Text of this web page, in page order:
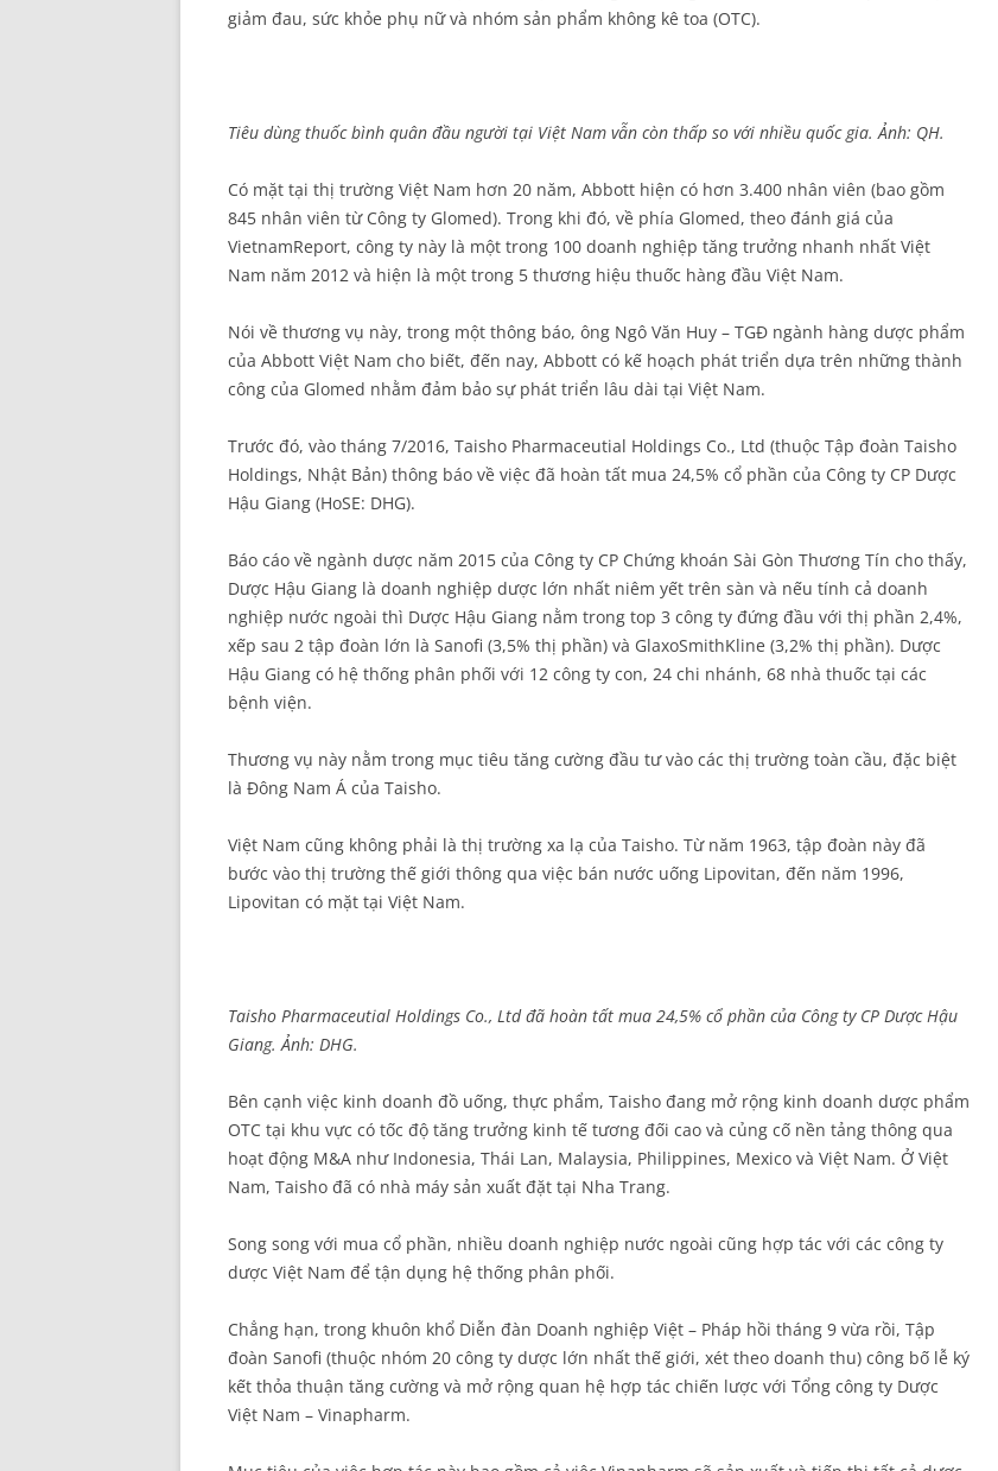
giảm đau, sức khỏe phụ nữ và nhóm sản phẩm không kê toa (OTC).
Tiêu dùng thuốc bình quân đầu người tại Việt Nam vẫn còn thấp so với nhiều quốc gia. Ảnh: QH.
Có mặt tại thị trường Việt Nam hơn 20 năm, Abbott hiện có hơn 3.400 nhân viên (bao gồm
845 nhân viên từ Công ty Glomed). Trong khi đó, về phía Glomed, theo đánh giá của
VietnamReport, công ty này là một trong 100 doanh nghiệp tăng trưởng nhanh nhất Việt
Nam năm 2012 và hiện là một trong 5 thương hiệu thuốc hàng đầu Việt Nam.
Nói về thương vụ này, trong một thông báo, ông Ngô Văn Huy – TGĐ ngành hàng dược phẩm
của Abbott Việt Nam cho biết, đến nay, Abbott có kế hoạch phát triển dựa trên những thành
công của Glomed nhằm đảm bảo sự phát triển lâu dài tại Việt Nam.
Trước đó, vào tháng 7/2016, Taisho Pharmaceutial Holdings Co., Ltd (thuộc Tập đoàn Taisho
Holdings, Nhật Bản) thông báo về việc đã hoàn tất mua 24,5% cổ phần của Công ty CP Dược
Hậu Giang (HoSE: DHG).
Báo cáo về ngành dược năm 2015 của Công ty CP Chứng khoán Sài Gòn Thương Tín cho thấy,
Dược Hậu Giang là doanh nghiệp dược lớn nhất niêm yết trên sàn và nếu tính cả doanh
nghiệp nước ngoài thì Dược Hậu Giang nằm trong top 3 công ty đứng đầu với thị phần 2,4%,
xếp sau 2 tập đoàn lớn là Sanofi (3,5% thị phần) và GlaxoSmithKline (3,2% thị phần). Dược
Hậu Giang có hệ thống phân phối với 12 công ty con, 24 chi nhánh, 68 nhà thuốc tại các
bệnh viện.
Thương vụ này nằm trong mục tiêu tăng cường đầu tư vào các thị trường toàn cầu, đặc biệt
là Đông Nam Á của Taisho.
Việt Nam cũng không phải là thị trường xa lạ của Taisho. Từ năm 1963, tập đoàn này đã
bước vào thị trường thế giới thông qua việc bán nước uống Lipovitan, đến năm 1996,
Lipovitan có mặt tại Việt Nam.
Taisho Pharmaceutial Holdings Co., Ltd đã hoàn tất mua 24,5% cổ phần của Công ty CP Dược Hậu
Giang. Ảnh: DHG.
Bên cạnh việc kinh doanh đồ uống, thực phẩm, Taisho đang mở rộng kinh doanh dược phẩm
OTC tại khu vực có tốc độ tăng trưởng kinh tế tương đối cao và củng cố nền tảng thông qua
hoạt động M&A như Indonesia, Thái Lan, Malaysia, Philippines, Mexico và Việt Nam. Ở Việt
Nam, Taisho đã có nhà máy sản xuất đặt tại Nha Trang.
Song song với mua cổ phần, nhiều doanh nghiệp nước ngoài cũng hợp tác với các công ty
dược Việt Nam để tận dụng hệ thống phân phối.
Chẳng hạn, trong khuôn khổ Diễn đàn Doanh nghiệp Việt – Pháp hồi tháng 9 vừa rồi, Tập
đoàn Sanofi (thuộc nhóm 20 công ty dược lớn nhất thế giới, xét theo doanh thu) công bố lễ ký
kết thỏa thuận tăng cường và mở rộng quan hệ hợp tác chiến lược với Tổng công ty Dược
Việt Nam – Vinapharm.